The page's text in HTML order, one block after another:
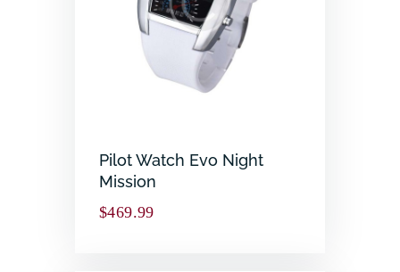
Pilot Watch Evo Night
Mission
$469.99